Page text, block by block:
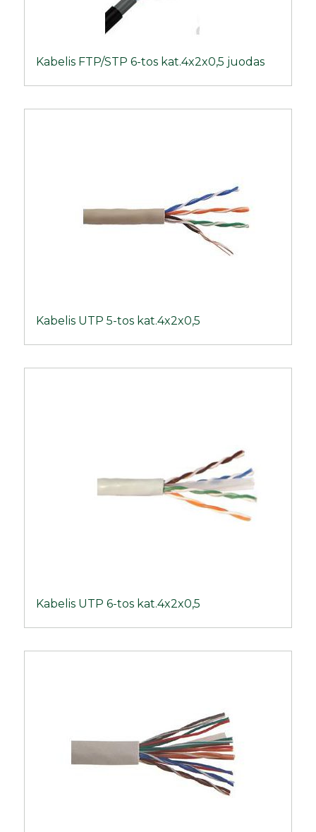
Kabelis FTP/STP 6-tos kat.4x2x0,5 juodas
Kabelis UTP 5-tos kat.4x2x0,5
Kabelis UTP 6-tos kat.4x2x0,5